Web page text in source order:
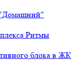
Ритмы
блока в ЖК